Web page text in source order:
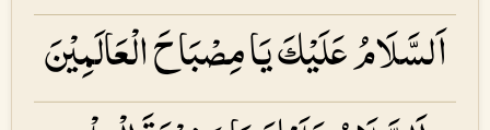
اَلسَّلَامُ عَلَیْكَ یَا مِصْبَاحَ الْعَالَمِیْنَ